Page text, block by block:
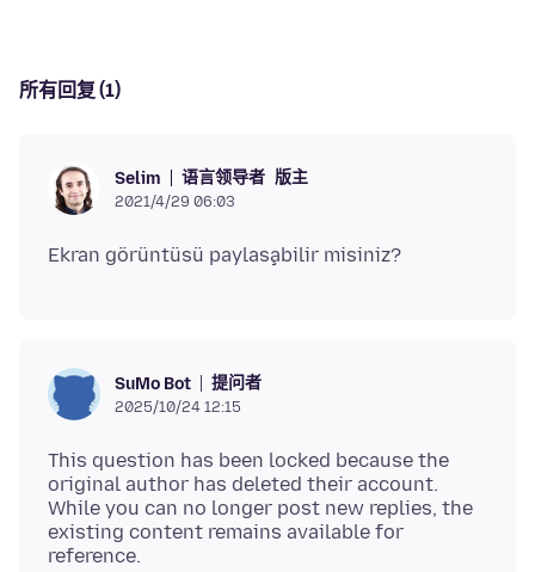
所有回复 (1)
Selim 语言领导者 版主
2021/4/29 06:03
SuMo Bot 提问者
2025/10/24 12:15
This question has been locked because the
original author has deleted their account.
While you can no longer post new replies, the
existing content remains available for